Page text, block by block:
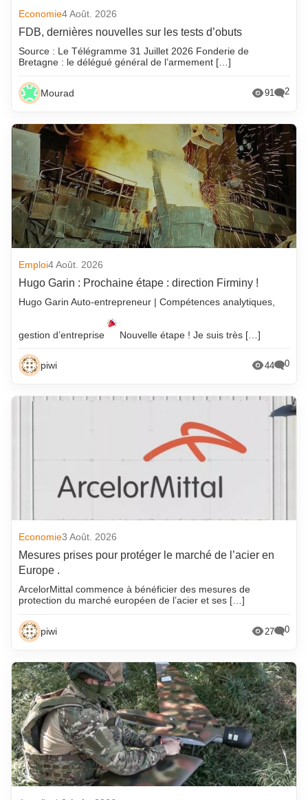
Economie4 Août. 2026
FDB, dernières nouvelles sur les tests d’obuts
Source : Le Télégramme 31 Juillet 2026 Fonderie de
Bretagne : le délégué général de l’armement […]
Mourad 91 2
Emploi4 Août. 2026
Hugo Garin : Prochaine étape : direction Firminy !
Hugo Garin Auto-entrepreneur | Compétences analytiques,
gestion d’entreprise Nouvelle étape ! Je suis très […]
piwi 44 0
Economie3 Août. 2026
Mesures prises pour protéger le marché de l’acier en
Europe .
ArcelorMittal commence à bénéficier des mesures de
protection du marché européen de l’acier et ses […]
piwi 27 0